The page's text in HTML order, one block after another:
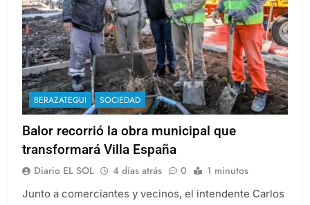
BERAZATEGUI SOCIEDAD
Balor recorrió la obra municipal que
transformará Villa España
Diario EL SOL 4 días atrás 0 1 minutos
Junto a comerciantes y vecinos, el intendente Carlos